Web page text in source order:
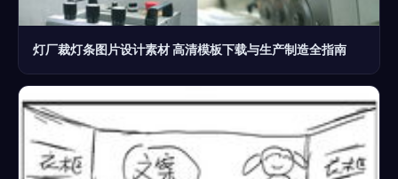
灯厂裁灯条图片设计素材 高清模板下载与生产制造全指南